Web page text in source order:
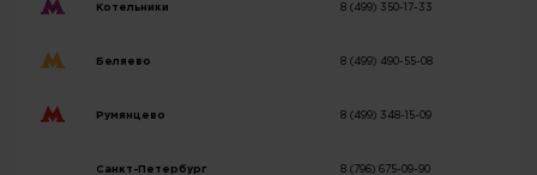
Котельники 8 (499) 350-17-33
Беляево 8 (499) 490-55-08
Румянцево 8 (499) 348-15-09
Санкт-Петербург 8 (796) 675-09-90